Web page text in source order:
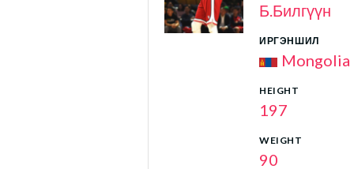
Б.Билгүүн
ИРГЭНШИЛ
Mongolia
HEIGHT
197
WEIGHT
90